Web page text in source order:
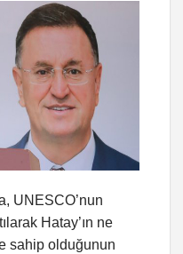
UNESCO’nun
Hatay’ın ne
sahip olduğunun